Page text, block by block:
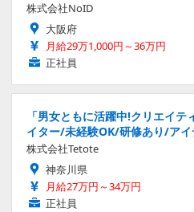
株式会社NoID
大阪府
月給29万1,000円～36万円
正社員
「男女ともに活躍中!クリエイ
イター/未経験OK/研修あり/アイ
株式会社Tetote
神奈川県
月給27万円～34万円
正社員